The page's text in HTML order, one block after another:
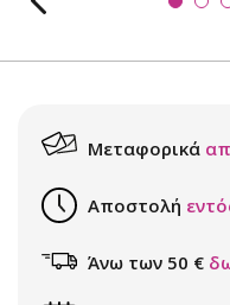
Μεταφορικά
Αποστολή
Άνω των 50 €